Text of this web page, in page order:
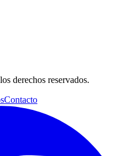
derechos reservados.
Contacto